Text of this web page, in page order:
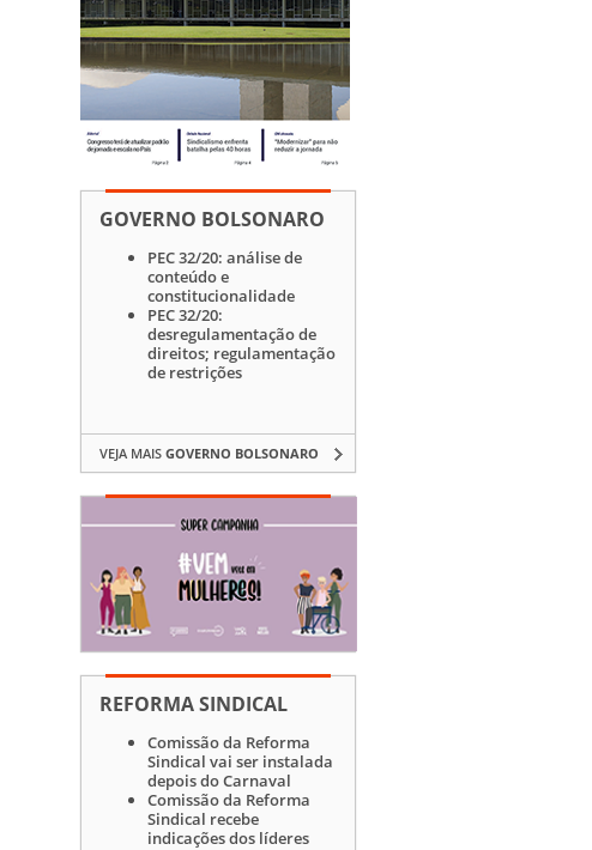
GOVERNO BOLSONARO
PEC 32/20: análise de
conteúdo e
constitucionalidade
PEC 32/20:
desregulamentação de
direitos; regulamentação
de restrições
VEJA MAIS GOVERNO BOLSONARO
REFORMA SINDICAL
Comissão da Reforma
Sindical vai ser instalada
depois do Carnaval
Comissão da Reforma
Sindical recebe
indicações dos líderes